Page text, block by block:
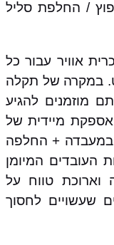
/ החלפת סליל
אוויר עבור כל
ועבור פיג’ו 206 בפרט. במקרה של תקלה
מוזמנים להגיע
אספקת מיידית של
במעבדה + החלפה
העובדים המיומן
וארוכת טווח על
שעשויים לחסוך